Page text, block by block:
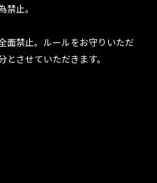
止。
面禁止。ルールをお守りいただ
させていただきます。